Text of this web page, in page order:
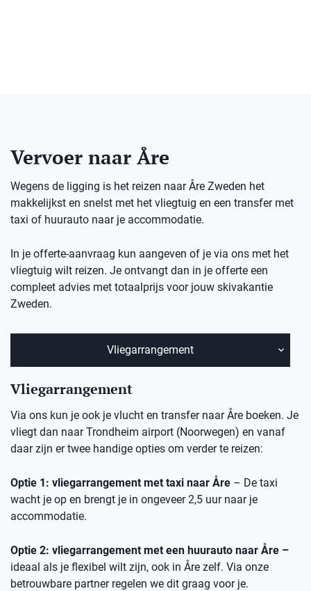
Vervoer naar Åre
Wegens de ligging is het reizen naar Åre Zweden het
makkelijkst en snelst met het vliegtuig en een transfer met
taxi of huurauto naar je accommodatie.
In je offerte-aanvraag kun aangeven of je via ons met het
vliegtuig wilt reizen. Je ontvangt dan in je offerte een
compleet advies met totaalprijs voor jouw skivakantie
Zweden.
Vliegarrangement
Vliegarrangement
Via ons kun je ook je vlucht en transfer naar Åre boeken. Je
vliegt dan naar Trondheim airport (Noorwegen) en vanaf
daar zijn er twee handige opties om verder te reizen:
Optie 1: vliegarrangement met taxi naar Åre – De taxi
wacht je op en brengt je in ongeveer 2,5 uur naar je
accommodatie.
Optie 2: vliegarrangement met een huurauto naar Åre –
ideaal als je flexibel wilt zijn, ook in Åre zelf. Via onze
betrouwbare partner regelen we dit graag voor je.